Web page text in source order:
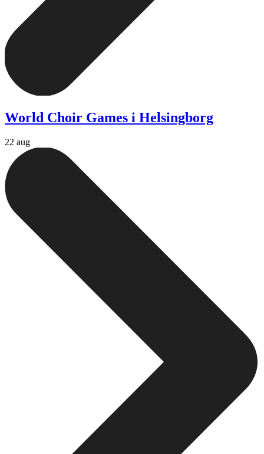
World Choir Games i Helsingborg
22 aug